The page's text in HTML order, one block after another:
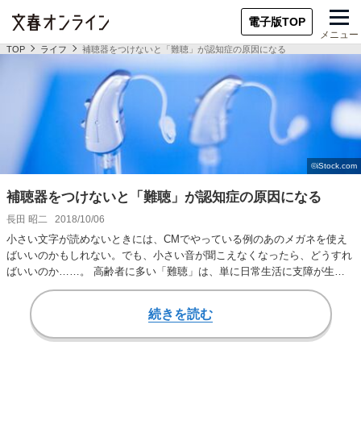
電子版TOP
メニュー
TOP ライフ 補聴器をつけないと「難聴」が認知症の原因になる
補聴器をつけないと「難聴」が認知症の原因になる
長田 昭二 2018/10/06
小さい文字が読めないときには、CMでやっている例のあのメガネを使え
ばいいのかもしれない。でも、小さい音が聞こえなくなったら、どうすれ
ばいいのか……。 高齢者に多い「難聴」は、単に日常生活に支障が生じ
るだけでなく、う…
続きを読む